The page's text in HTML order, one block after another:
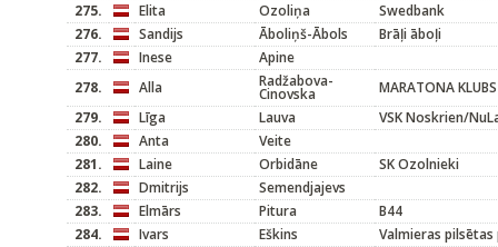
275.
Elita Ozoliņa
Swedbank
276.
Sandijs Āboliņš-Ābols
Brāļi āboļi
277.
Inese
Apine
278.
Alla Radžabova-
Cinovska
MARATONA KLUBS
279.
Līga Lauva
VSK Noskrien/
280.
Anta
Veite
281.
Laine Orbidāne
SK Ozolnieki
282.
Dmitrijs
Semendjajevs
283.
Elmārs Pitura
B44
284.
Ivars Eškins
Valmieras pilsētas